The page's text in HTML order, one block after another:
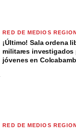
RED DE MEDIOS
¡Último! Sala ordena
militares investigados
jóvenes en
RED DE MEDIOS